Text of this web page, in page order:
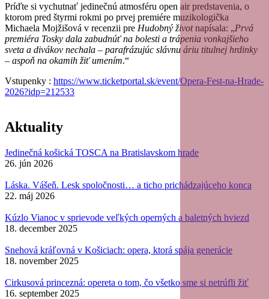
Príďte si vychutnať jedinečnú atmosféru open air predstavenia, o
ktorom pred štyrmi rokmi po prvej premiére muzikologička
Michaela Mojžišová v recenzii pre Hudobný životnapísala: „Prvá
premiéra Tosky dala zabudnúť na bolesti a trápenia vonkajšieho
sveta a divákov nechala – parafrázujúc slávnu áriu titulnej hrdinky
– aspoň na okamih žiť umením.“
Vstupenky : https://www.ticketportal.sk/event/Opera-Fest-na-Hrade-
2026?idp=212533
Aktuality
Jedinečná košická TOSCA na Bratislavskom hrade
26. jún 2026
Láska. Vášeň. Lesk spoločnosti… a ticho prichádzajúceho konca
22. máj 2026
Kúzlo Vianoc v sprievode veľkých operných a baletných hviezd
18. december 2025
Snehová kráľovná v Košiciach: opera, ktorá spája generácie
18. november 2025
Cirkusová princezná: opereta o tom, čo všetko sme si netrúfli žiť
16. september 2025